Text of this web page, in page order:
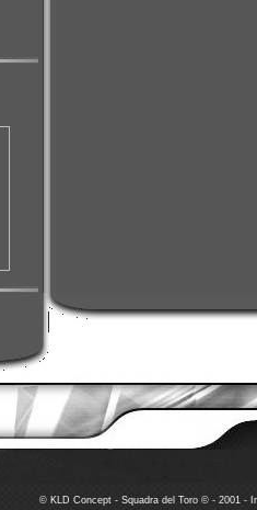
© KLD Concept - Squadra del Toro © - 2001 -